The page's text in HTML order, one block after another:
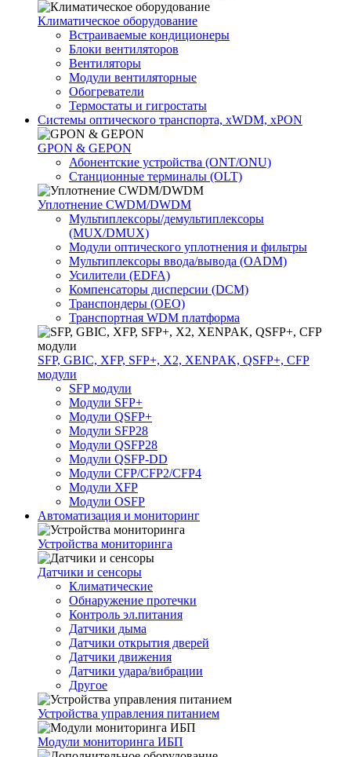
Климатичeское оборудование
Встраиваемые кондиционеры
Блоки вентиляторов
Вентиляторы
Модули вентиляторные
Обогреватели
Термостаты и гигростаты
Системы оптического транспорта, xWDM, xPON
GPON & GEPON
Абонентские устройства (ONT/ONU)
Станционные терминалы (OLT)
Уплотнение CWDM/DWDM
Мультиплексоры/демультиплексоры
(MUX/DMUX)
Модули оптического уплотнения и фильтры
Мультиплексоры ввода/вывода (OADM)
Усилители (EDFA)
Компенсаторы дисперсии (DCM)
Транспондеры (OEO)
Транспортная WDM платформа
SFP, GBIC, XFP, SFP+, X2, XENPAK, QSFP+, CFP
модули
SFP модули
Модули SFP+
Модули QSFP+
Модули SFP28
Модули QSFP28
Модули QSFP-DD
Модули CFP/CFP2/CFP4
Модули XFP
Модули OSFP
Автоматизация и мониторинг
Устройства мониторинга
Датчики и сенсоры
Климатические
Обнаружение протечки
Контроль эл.питания
Датчики дыма
Датчики открытия дверей
Датчики движения
Датчики удара/вибрации
Другое
Устройства управления питанием
Модули мониторинга ИБП